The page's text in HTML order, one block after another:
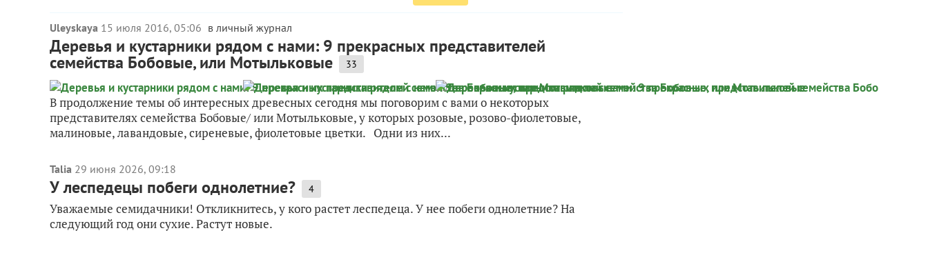
Uleyskaya 15 июля 2016, 05:06 в личный журнал
Деревья и кустарники рядом с нами: 9 прекрасных представителей
семейства Бобовые, или Мотыльковые 33
В продолжение темы об интересных древесных сегодня мы поговорим с вами о некоторых
представителях семейства Бобовые/ или Мотыльковые, у которых розовые, розово-фиолетовые,
малиновые, лавандовые, сиреневые, фиолетовые цветки. Одни из них...
Talia 29 июня 2026, 09:18
У леспедецы побеги однолетние? 4
Уважаемые семидачники! Откликнитесь, у кого растет леспедеца. У нее побеги однолетние? На
следующий год они сухие. Растут новые.